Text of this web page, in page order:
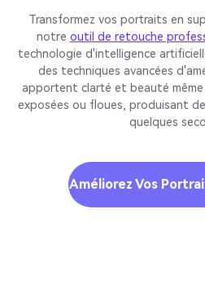
Transformez vos portraits en
notre outil de retouche
technologie d'intelligence
des techniques avancées
apportent clarté et beauté même
exposées ou floues, produisant
quelques
Améliorez Vos